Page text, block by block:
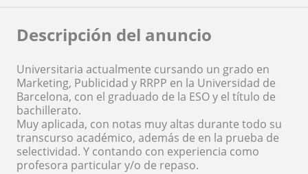
Descripción del anuncio
Universitaria actualmente cursando un grado en
Marketing, Publicidad y RRPP en la Universidad de
Barcelona, con el graduado de la ESO y el título de
bachillerato.
Muy aplicada, con notas muy altas durante todo su
transcurso académico, además de en la prueba de
selectividad. Y contando con experiencia como
profesora particular y/o de repaso.